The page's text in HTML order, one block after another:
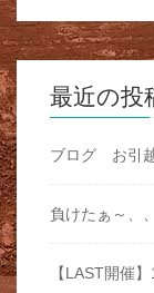
最近の投
ブログ お引
負けたぁ～、
【LAST開催